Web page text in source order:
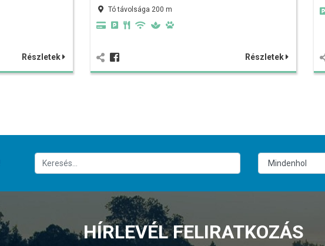
Részletek
Tó távolsága 200 m
Részletek
HÍRLEVÉL FELIRATKOZÁS